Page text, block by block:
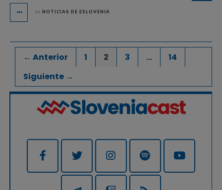
en NOTICIAS DE ESLOVENIA
← Anterior 1 2 3 …
14
Siguiente →